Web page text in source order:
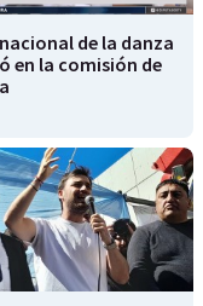
de la danza
en la comisión de